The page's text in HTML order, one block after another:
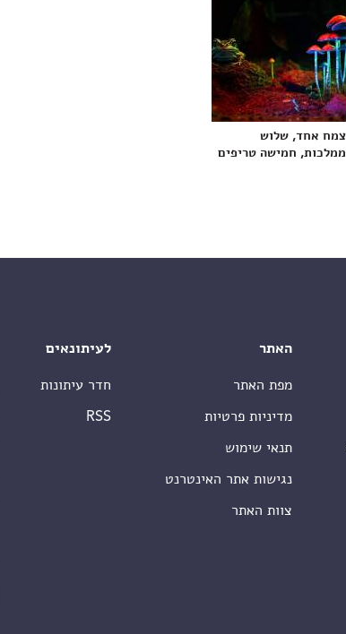
צמח אחד, שלוש
ממלכות, חמישה טריפים
האתר
מפת האתר
מדיניות פרטיות
תנאי שימוש
נגישות אתר האינטרנט
צוות האתר
לעיתונאים
חדר עיתונות
RSS